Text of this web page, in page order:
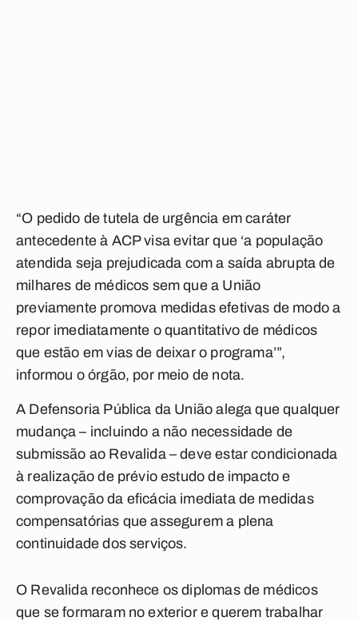
“O pedido de tutela de urgência em caráter
antecedente à ACP visa evitar que ‘a população
atendida seja prejudicada com a saída abrupta de
milhares de médicos sem que a União
previamente promova medidas efetivas de modo a
repor imediatamente o quantitativo de médicos
que estão em vias de deixar o programa’”,
informou o órgão, por meio de nota.
A Defensoria Pública da União alega que qualquer
mudança – incluindo a não necessidade de
submissão ao Revalida – deve estar condicionada
à realização de prévio estudo de impacto e
comprovação da eficácia imediata de medidas
compensatórias que assegurem a plena
continuidade dos serviços.
O Revalida reconhece os diplomas de médicos
que se formaram no exterior e querem trabalhar